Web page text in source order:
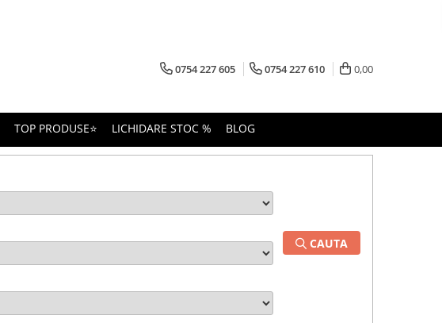
0754 227 605 0754 227 610 0,00
TOP PRODUSE⭐ LICHIDARE STOC % BLOG
CAUTA